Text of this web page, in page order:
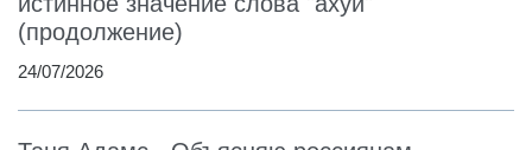
(продолжение)
24/07/2026